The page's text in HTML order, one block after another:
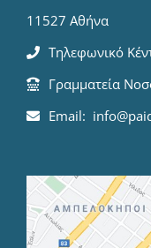
11527 Αθήνα
Τηλεφωνικό
Γραμματεία
Email: